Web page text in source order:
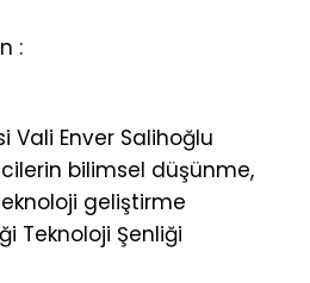
:
Vali Enver Salihoğlu
bilimsel düşünme,
geliştirme
Teknoloji Şenliği